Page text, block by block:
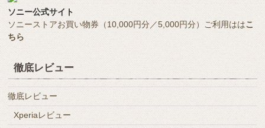
ソニー公式サイト
ソニーストアお買い物券（10,000円分／5,000円分）ご利用ははこ
ちら
徹底レビュー
徹底レビュー
Xperiaレビュー